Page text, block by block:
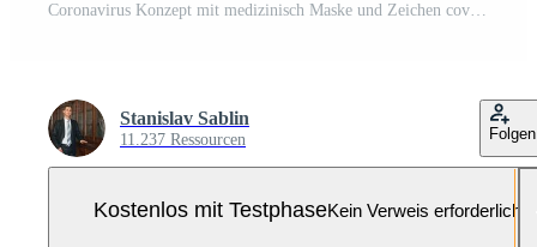
Coronavirus Konzept mit medizinisch Maske und Zeichen covid-19 Pro Foto
Stanislav Sablin
11.237 Ressourcen Folgen
Kostenlos mit TestphaseKein Verweis erforderlich